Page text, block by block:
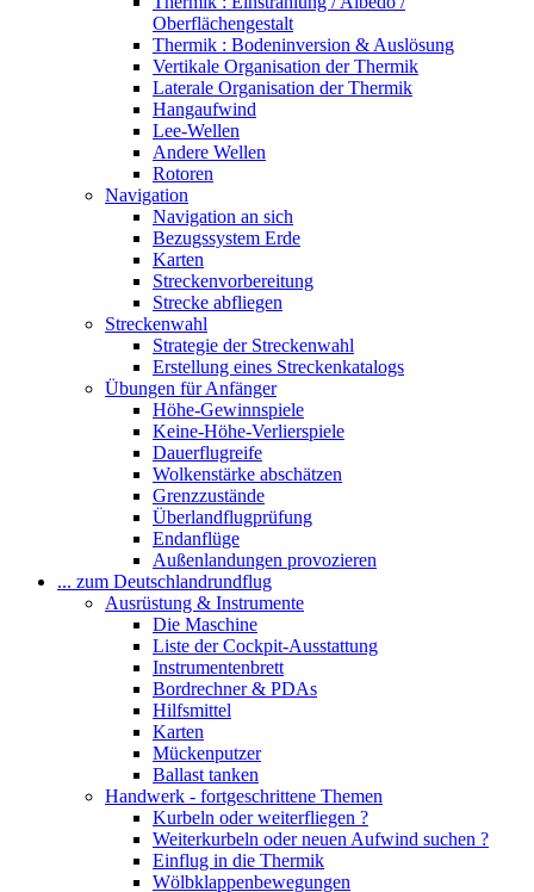
Oberflächengestalt
Thermik : Bodeninversion & Auslösung
Vertikale Organisation der Thermik
Laterale Organisation der Thermik
Hangaufwind
Lee-Wellen
Andere Wellen
Rotoren
Navigation
Navigation an sich
Bezugssystem Erde
Karten
Streckenvorbereitung
Strecke abfliegen
Streckenwahl
Strategie der Streckenwahl
Erstellung eines Streckenkatalogs
Übungen für Anfänger
Höhe-Gewinnspiele
Keine-Höhe-Verlierspiele
Dauerflugreife
Wolkenstärke abschätzen
Grenzzustände
Überlandflugprüfung
Endanflüge
Außenlandungen provozieren
... zum Deutschlandrundflug
Ausrüstung & Instrumente
Die Maschine
Liste der Cockpit-Ausstattung
Instrumentenbrett
Bordrechner & PDAs
Hilfsmittel
Karten
Mückenputzer
Ballast tanken
Handwerk - fortgeschrittene Themen
Kurbeln oder weiterfliegen ?
Weiterkurbeln oder neuen Aufwind suchen ?
Einflug in die Thermik
Wölbklappenbewegungen